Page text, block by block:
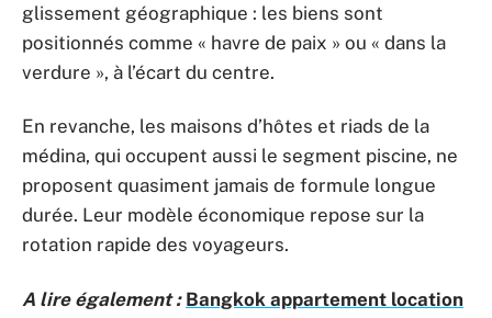
glissement géographique : les biens sont
positionnés comme « havre de paix » ou « dans la
verdure », à l’écart du centre.
En revanche, les maisons d’hôtes et riads de la
médina, qui occupent aussi le segment piscine, ne
proposent quasiment jamais de formule longue
durée. Leur modèle économique repose sur la
rotation rapide des voyageurs.
A lire également : Bangkok appartement location